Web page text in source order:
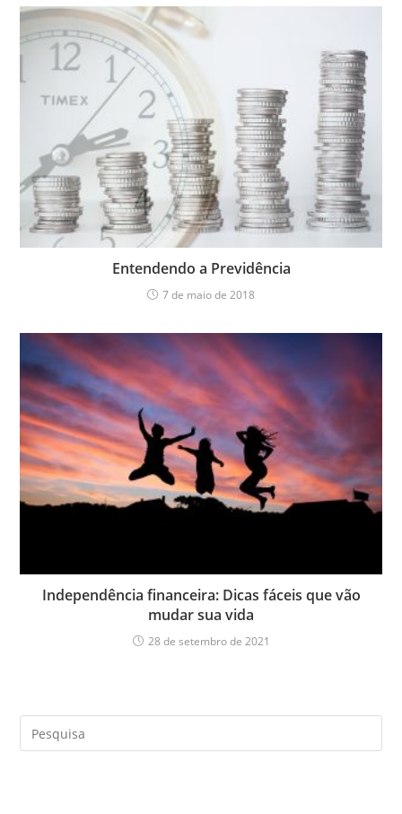
Entendendo a Previdência
7 de maio de 2018
Independência financeira: Dicas fáceis que vão
mudar sua vida
28 de setembro de 2021